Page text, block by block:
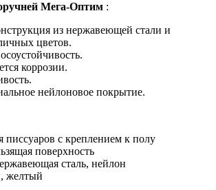
Мега-Оптим :
из нержавеющей стали и
цветов.
коррозии.
нейлоновое покрытие.
писсуаров с креплением к полу
поверхность
сталь, нейлон
желтый